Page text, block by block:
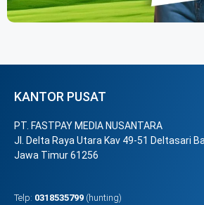
KANTOR PUSAT
PT. FASTPAY MEDIA NUSANTARA
Jl. Delta Raya Utara Kav 49-51 Deltasari
Jawa Timur 61256
Telp: 0318535799 (hunting)